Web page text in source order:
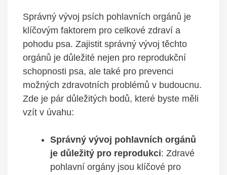
Správný⁢ vývoj ⁤psích pohlavních orgánů‌ je
klíčovým faktorem pro celkové ​zdraví a
pohodu psa. Zajistit správný vývoj ⁤těchto
orgánů je důležité nejen pro ⁢reprodukční
schopnosti psa, ale také ⁢pro prevenci
možných zdravotních problémů v budoucnu.
Zde je pár‍ důležitých bodů, které byste měli
vzít v úvahu:
Správný vývoj pohlavních orgánů
‌je důležitý pro reprodukci: ‌Zdravé
pohlavní orgány​ jsou klíčové⁢ pro⁢